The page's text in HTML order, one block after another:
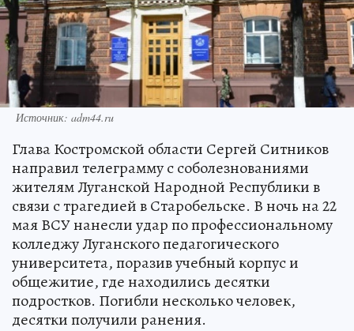
Источник: adm44.ru
Глава Костромской области Сергей Ситников
направил телеграмму с соболезнованиями
жителям Луганской Народной Республики в
связи с трагедией в Старобельске. В ночь на 22
мая ВСУ нанесли удар по профессиональному
колледжу Луганского педагогического
университета, поразив учебный корпус и
общежитие, где находились десятки
подростков. Погибли несколько человек,
десятки получили ранения.